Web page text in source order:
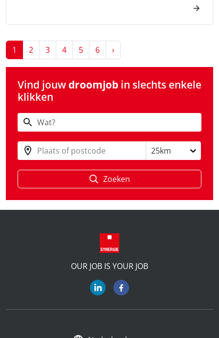
1 2 3 4 5 6 ›
Vind jouw droomjob in slechts enkele
klikken
Plaats of postcode 25km
Zoeken
OUR JOB IS YOUR JOB